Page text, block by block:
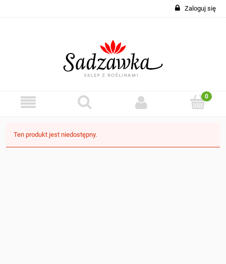
Zaloguj się
Ten produkt jest niedostępny.